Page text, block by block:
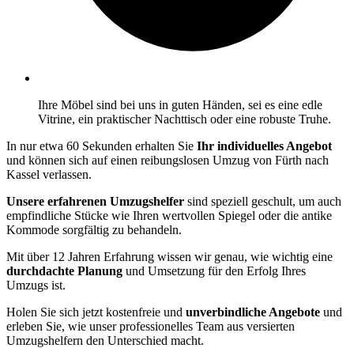
Ihre Möbel sind bei uns in guten Händen, sei es eine edle
Vitrine, ein praktischer Nachttisch oder eine robuste Truhe.
In nur etwa 60 Sekunden erhalten Sie Ihr individuelles Angebot
und können sich auf einen reibungslosen Umzug von Fürth nach
Kassel verlassen.
Unsere erfahrenen Umzugshelfer sind speziell geschult, um auch
empfindliche Stücke wie Ihren wertvollen Spiegel oder die antike
Kommode sorgfältig zu behandeln.
Mit über 12 Jahren Erfahrung wissen wir genau, wie wichtig eine
durchdachte Planung und Umsetzung für den Erfolg Ihres
Umzugs ist.
Holen Sie sich jetzt kostenfreie und unverbindliche Angebote und
erleben Sie, wie unser professionelles Team aus versierten
Umzugshelfern den Unterschied macht.